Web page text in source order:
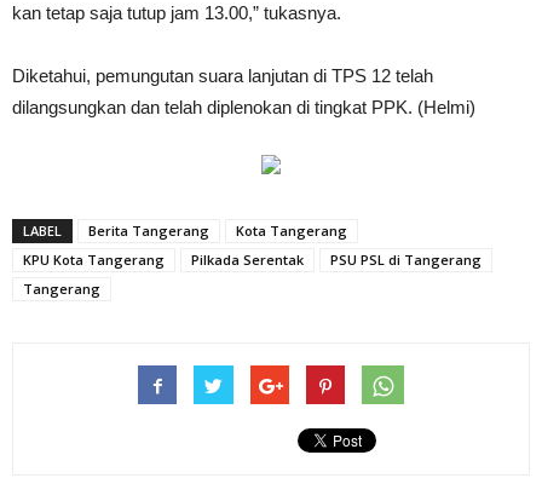
kan tetap saja tutup jam 13.00,” tukasnya.
Diketahui, pemungutan suara lanjutan di TPS 12 telah
dilangsungkan dan telah diplenokan di tingkat PPK. (Helmi)
LABEL Berita Tangerang
Kota Tangerang
KPU Kota Tangerang
Pilkada Serentak
PSU PSL di Tangerang
Tangerang